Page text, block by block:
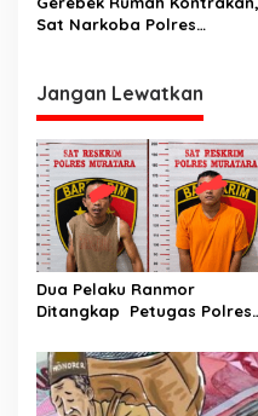
Sat Narkoba Polres
Penyalahgunaan Narkotika
Jangan Lewatkan
Dua Pelaku Ranmor
Ditangkap Petugas Polres